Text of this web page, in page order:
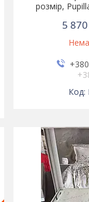
розмір,
5